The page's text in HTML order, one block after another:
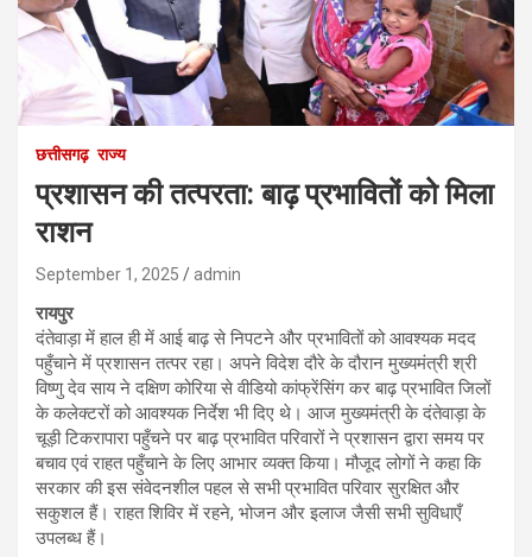
छत्तीसगढ़ राज्य
प्रशासन की तत्परता: बाढ़ प्रभावितों को मिला
राशन
September 1, 2025 admin
रायपुर
दंतेवाड़ा में हाल ही में आई बाढ़ से निपटने और प्रभावितों को आवश्यक मदद
पहुँचाने में प्रशासन तत्पर रहा। अपने विदेश दौरे के दौरान मुख्यमंत्री श्री
विष्णु देव साय ने दक्षिण कोरिया से वीडियो कांफ्रेंसिंग कर बाढ़ प्रभावित जिलों
के कलेक्टरों को आवश्यक निर्देश भी दिए थे। आज मुख्यमंत्री के दंतेवाड़ा के
चूड़ी टिकरापारा पहुँचने पर बाढ़ प्रभावित परिवारों ने प्रशासन द्वारा समय पर
बचाव एवं राहत पहुँचाने के लिए आभार व्यक्त किया। मौजूद लोगों ने कहा कि
सरकार की इस संवेदनशील पहल से सभी प्रभावित परिवार सुरक्षित और
सकुशल हैं। राहत शिविर में रहने, भोजन और इलाज जैसी सभी सुविधाएँ
उपलब्ध हैं।